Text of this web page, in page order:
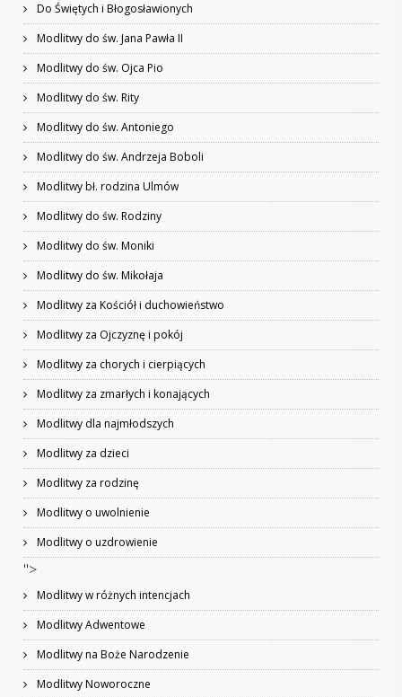
Do Świętych i Błogosławionych
Modlitwy do św. Jana Pawła II
Modlitwy do św. Ojca Pio
Modlitwy do św. Rity
Modlitwy do św. Antoniego
Modlitwy do św. Andrzeja Boboli
Modlitwy bł. rodzina Ulmów
Modlitwy do św. Rodziny
Modlitwy do św. Moniki
Modlitwy do św. Mikołaja
Modlitwy za Kościół i duchowieństwo
Modlitwy za Ojczyznę i pokój
Modlitwy za chorych i cierpiących
Modlitwy za zmarłych i konających
Modlitwy dla najmłodszych
Modlitwy za dzieci
Modlitwy za rodzinę
Modlitwy o uwolnienie
Modlitwy o uzdrowienie
">
Modlitwy w różnych intencjach
Modlitwy Adwentowe
Modlitwy na Boże Narodzenie
Modlitwy Noworoczne